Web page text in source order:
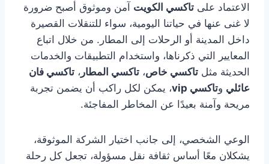
الاعتماد على تاكسي الكويت آمن وموثوق أصبح ضرورة
لا غنى عنها في حياتنا اليومية، سواء للتنقلات القصيرة
داخل المدينة أو الرحلات إلى المطار. من خلال اتباع
المعايير التي ذكرناها، واستخدام التطبيقات والخدمات
الحديثة مثل تاكسي خاص، تاكسي المطار ، تاكسي فان
عائلي وتاكسي vip
، يمكن لكل راكب أن يضمن تجربة
مريحة وآمنة بعيدًا عن المخاطر المفاجئة.
الوعي الشخصي، إلى جانب اختيار الشركة الموثوقة،
يشكلان معًا أساس ثقافة نقل مسؤولة، تجعل كل رحلة